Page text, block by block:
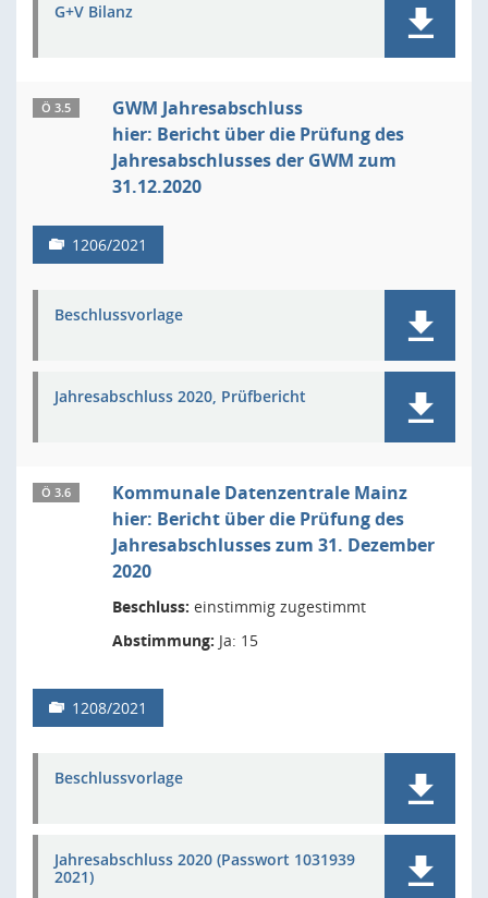
G+V Bilanz
Ö 3.5
GWM Jahresabschluss
hier: Bericht über die Prüfung des
Jahresabschlusses der GWM zum
31.12.2020
1206/2021
Beschlussvorlage
Jahresabschluss 2020, Prüfbericht
Ö 3.6
Kommunale Datenzentrale Mainz
hier: Bericht über die Prüfung des
Jahresabschlusses zum 31. Dezember
2020
Beschluss: einstimmig zugestimmt
Abstimmung: Ja: 15
1208/2021
Beschlussvorlage
Jahresabschluss 2020 (Passwort 1031939
2021)